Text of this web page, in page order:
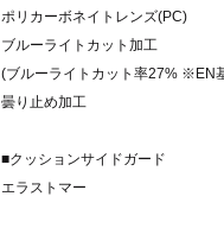
ポリカーボネイトレンズ(PC)
ブルーライトカット加工
(ブルーライトカット率27% ※EN
曇り止め加工
■クッションサイドガード
エラストマー